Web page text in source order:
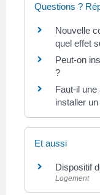
Questions ?
Nouvelle
quel effet
Peut-on
?
Faut-il
installer
Et aussi
Dispositif
Logement